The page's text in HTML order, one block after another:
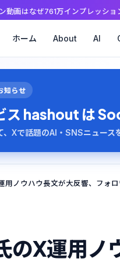
プレッションまで伸びたのか 「
ホーム About AI
知らせ
ス hashout は
で話題のAI・SNSニュースを
のX運用ノ